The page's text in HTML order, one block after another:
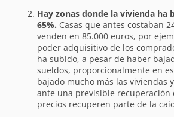
Hay zonas donde la vivienda ha
65%. Casas que antes costaban
venden en 85.000 euros, por
poder adquisitivo de los
ha subido, a pesar de haber
sueldos, proporcionalmente en
bajado mucho más las viviendas
ante una previsible recuperación
precios recuperen parte de la